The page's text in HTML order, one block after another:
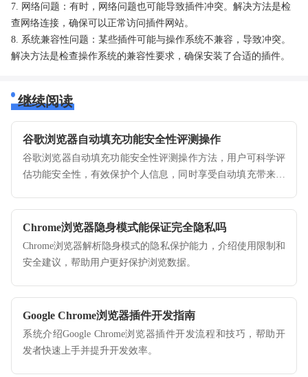
7. 网络问题：有时，网络问题也可能导致插件冲突。解决方法是检
查网络连接，确保可以正常访问插件网站。
8. 系统兼容性问题：某些插件可能与操作系统不兼容，导致冲突。
解决方法是检查操作系统的兼容性要求，确保安装了合适的插件。
继续阅读
谷歌浏览器自动填充功能安全性评测操作
谷歌浏览器自动填充功能安全性评测操作方法，用户可科学评
估功能安全性，有效保护个人信息，同时享受自动填充带来的
Chrome浏览器隐身模式能保证完全隐私吗
Chrome浏览器解析隐身模式的隐私保护能力，介绍使用限制和
安全建议，帮助用户更好保护浏览数据。
Google Chrome浏览器插件开发指南
系统介绍Google Chrome浏览器插件开发流程和技巧，帮助开
发者快速上手并提升开发效率。